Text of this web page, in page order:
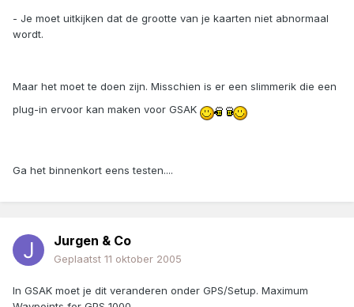
- Je moet uitkijken dat de grootte van je kaarten niet abnormaal
wordt.
Maar het moet te doen zijn. Misschien is er een slimmerik die een
plug-in ervoor kan maken voor GSAK
Ga het binnenkort eens testen....
Jurgen & Co
Geplaatst 11 oktober 2005
In GSAK moet je dit veranderen onder GPS/Setup. Maximum